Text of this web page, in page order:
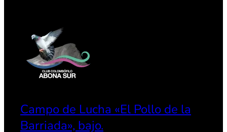
Campo de Lucha «El Pollo de la
Barriada», bajo.